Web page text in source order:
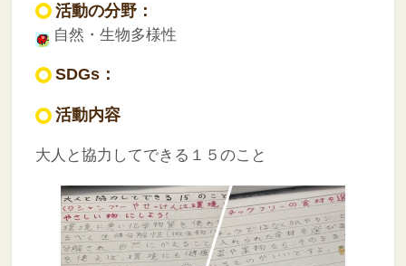
活動の分野：
自然・生物多様性
SDGs：
活動内容
大人と協力してできる１５のこと